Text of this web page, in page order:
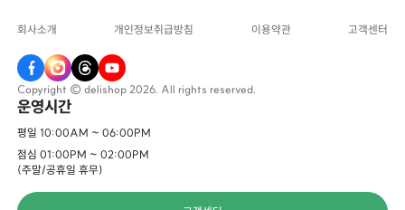
회사소개 개인정보취급방침 이용약관 고객센터
Copyright © delishop 2026. All rights reserved.
운영시간
평일 10:00AM ~ 06:00PM
점심 01:00PM ~ 02:00PM
(주말/공휴일 휴무)